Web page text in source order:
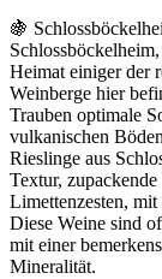
🍇
Heimat einiger der
Weinberge hier
Trauben optimale
vulkanischen
Rieslinge aus
Textur,
Limettenzesten,
Diese Weine sind
mit einer
Mineralität.